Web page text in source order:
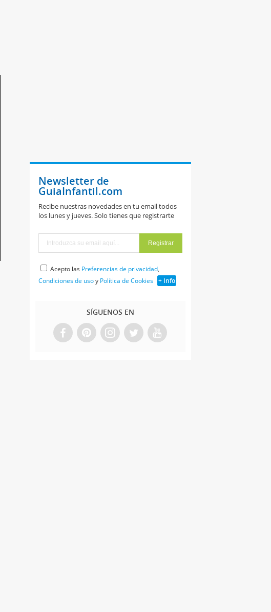
Newsletter de
GuiaInfantil.com
Recibe nuestras novedades en tu email todos
los lunes y jueves. Solo tienes que registrarte
Acepto las Preferencias de privacidad,
Condiciones de usoy Política de Cookies + Info
SÍGUENOS EN